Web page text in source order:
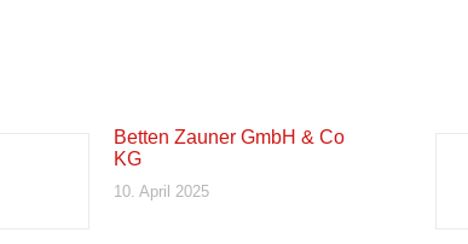
Betten Zauner GmbH & Co
KG
10. April 2025